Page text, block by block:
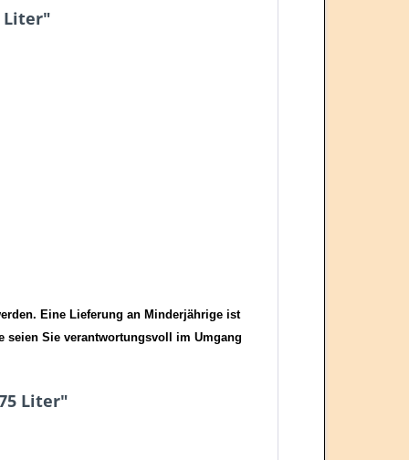
Liter"
Eine Lieferung an Minderjährige ist
seien Sie verantwortungsvoll im Umgang
Liter"